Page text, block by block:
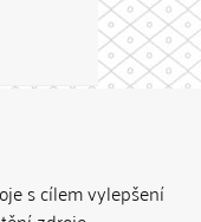
s cílem vylepšení